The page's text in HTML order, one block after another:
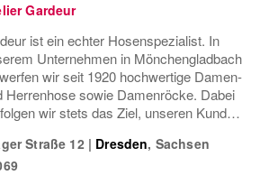
Gardeur
ist ein echter Hosenspezialist. In
Unternehmen in Mönchengladbach
wir seit 1920 hochwertige Damen-
Herrenhose sowie Damenröcke. Dabei
wir stets das Ziel, unseren Kunden
mit perfekter Passform zu bieten.
Straße 12 | Dresden, Sachsen